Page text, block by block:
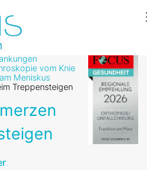
vom Knie
Meniskus
Treppensteigen